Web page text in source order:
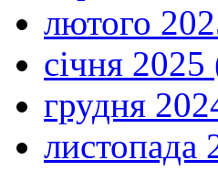
лютого
січня 2025
грудня
листопада